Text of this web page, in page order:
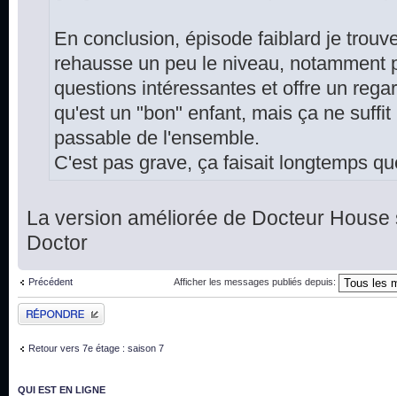
En conclusion, épisode faiblard je
rehausse un peu le niveau, notamment
questions intéressantes et offre un
qu'est un "bon" enfant, mais ça ne
passable de l'ensemble.
C'est pas grave, ça faisait longtemps
La version améliorée de Docteur
Doctor
Précédent Afficher les messages publiés depuis:
Publier une réponse
Retour vers 7e étage : saison 7
QUI EST EN LIGNE